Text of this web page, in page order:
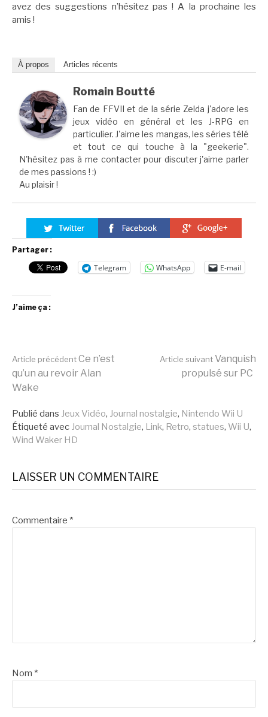
avez des suggestions n’hésitez pas ! A la prochaine les
amis !
À propos Articles récents
Romain Boutté
Fan de FFVII et de la série Zelda j'adore les
jeux vidéo en général et les J-RPG en
particulier. J'aime les mangas, les séries télé
et tout ce qui touche à la "geekerie".
N'hésitez pas à me contacter pour discuter j'aime parler
de mes passions ! :)
Au plaisir !
Partager :
Telegram WhatsApp E-mail
J’aime ça :
Lire
la
suite
Article précédentCe n’est
qu’un au revoir Alan
Wake
Article suivant Vanquish
propulsé sur PC
Publié dans Jeux Vidéo, Journal nostalgie, Nintendo Wii U
Étiqueté avec Journal Nostalgie, Link, Retro, statues, Wii U,
Wind Waker HD
LAISSER UN COMMENTAIRE
Commentaire *
Nom *